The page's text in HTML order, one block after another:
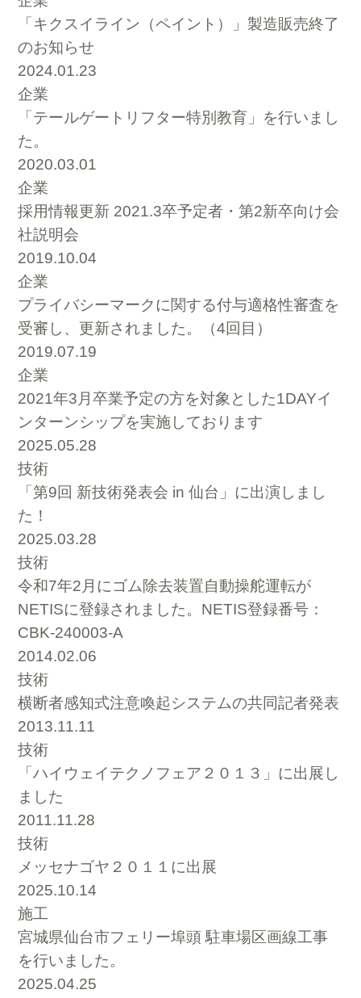
「キクスイライン（ペイント）」製造販売終了
のお知らせ
2024.01.23
企業
「テールゲートリフター特別教育」を行いまし
た。
2020.03.01
企業
採用情報更新 2021.3卒予定者・第2新卒向け会
社説明会
2019.10.04
企業
プライバシーマークに関する付与適格性審査を
受審し、更新されました。（4回目）
2019.07.19
企業
2021年3月卒業予定の方を対象とした1DAYイ
ンターンシップを実施しております
2025.05.28
技術
「第9回 新技術発表会 in 仙台」に出演しまし
た！
2025.03.28
技術
令和7年2月にゴム除去装置自動操舵運転が
NETISに登録されました。NETIS登録番号：
CBK-240003-A
2014.02.06
技術
横断者感知式注意喚起システムの共同記者発表
2013.11.11
技術
「ハイウェイテクノフェア２０１３」に出展し
ました
2011.11.28
技術
メッセナゴヤ２０１１に出展
2025.10.14
施工
宮城県仙台市フェリー埠頭 駐車場区画線工事
を行いました。
2025.04.25